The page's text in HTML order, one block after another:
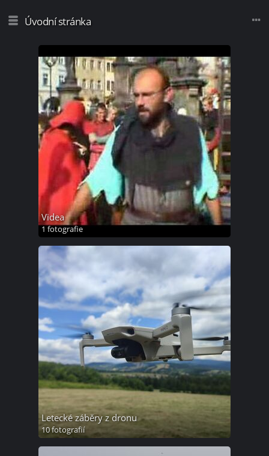
Úvodní stránka
Videa
1 fotografie
Letecké záběry z dronu
10 fotografií